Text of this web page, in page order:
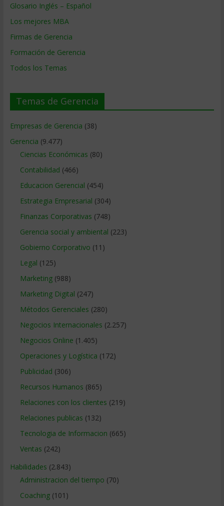
Glosario Inglés – Español
Los mejores MBA
Firmas de Gerencia
Formación de Gerencia
Todos los Temas
Temas de Gerencia
Empresas de Gerencia (38)
Gerencia (9.477)
Ciencias Económicas (80)
Contabilidad (466)
Educacion Gerencial (454)
Estrategia Empresarial (304)
Finanzas Corporativas (748)
Gerencia social y ambiental (223)
Gobierno Corporativo (11)
Legal (125)
Marketing(988)
Marketing Digital (247)
Métodos Gerenciales (280)
Negocios Internacionales (2.257)
Negocios Online (1.405)
Operaciones y Logística (172)
Publicidad (306)
Recursos Humanos (865)
Relaciones con los clientes (219)
Relaciones publicas (132)
Tecnologia de Informacion (665)
Ventas (242)
Habilidades (2.843)
Administracion del tiempo (70)
Coaching(101)